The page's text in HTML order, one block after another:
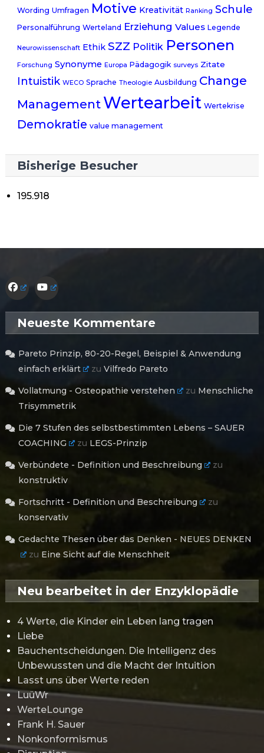
Wording Umfragen Motive Kreativität Ranking Schule
Personalführung Werteland Erziehung Values Legende
Neurowissenschaft Ethik SZZ Politik Personen
Forschung Synonyme Europa Pädagogik surveys Zitate
Intuistik WECO Sprache Theologie Ausbildung Change
Management Wertearbeit Wertekrise
Demokratie value management
Bisherige Besucher
195.918
Neueste Kommentare
Pareto Prinzip, 80-20-Regel, Beispiel & Anwendung
einfach erklärt
zuVilfredo Pareto
Vollatmung - Osteopathie verstehen zu Menschliche
Trisymmetrik
Die 7 Stufen des selbstbestimmten Lebens – SAUER
COACHING
zu LEGS-Prinzip
Verbündete - Definition und Beschreibung
zu
konstruktiv
Fortschritt - Definition und Beschreibung
zu
konservativ
Gedachte Thesen über das Denken - NEUES DENKEN
zu Eine Sicht auf die Menschheit
Neu bearbeitet in der Enzyklopädie
4 Werte, die Kinder ein Leben lang tragen
Liebe
Bauchentscheidungen. Die Intelligenz des
Unbewussten und die Macht der Intuition
Lasst uns über Werte reden
LuüWr
WerteLounge
Frank H. Sauer
Nonkonformismus